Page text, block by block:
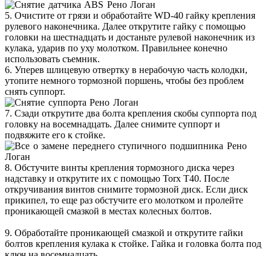
5. Очистите от грязи и обработайте WD-40 гайку крепления
рулевого наконечника. Далее открутите гайку с помощью
головки на шестнадцать и достаньте рулевой наконечник из
кулака, ударив по уху молотком. Правильнее конечно
использовать съемник.
6. Уперев шлицевую отвертку в нерабочую часть колодки,
утопите немного тормозной поршень, чтобы без проблем
снять суппорт.
7. Сзади открутите два болта крепления скобы суппорта под
головку на восемнадцать. Далее снимите суппорт и
подвяжите его к стойке.
8. Обстучите винты крепления тормозного диска через
надставку и открутите их с помощью Torx T40. После
откручивания винтов снимите тормозной диск. Если диск
прикипел, то еще раз обстучите его молотком и пролейте
проникающей смазкой в местах колесных болтов.
9. Обработайте проникающей смазкой и открутите гайки
болтов крепления кулака к стойке. Гайка и головка болта под